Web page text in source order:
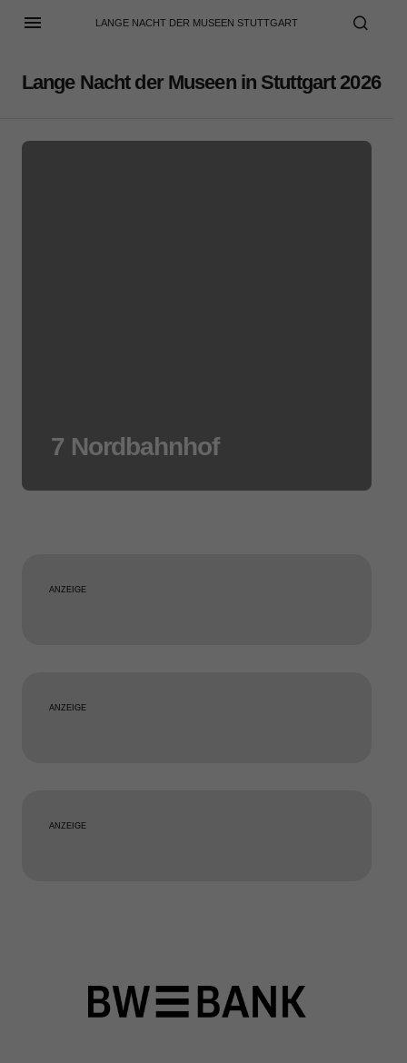
LANGE NACHT DER MUSEEN STUTTGART
Lange Nacht der Museen in Stuttgart 2026
7 Nordbahnhof
ANZEIGE
ANZEIGE
ANZEIGE